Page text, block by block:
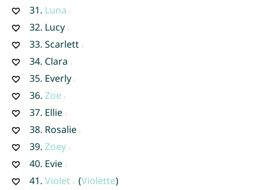
31. Luna
32. Lucy
33. Scarlett
34. Clara
35. Everly
36. Zoe
37. Ellie
38. Rosalie
39. Zoey
40. Evie
41. Violet (Violette)